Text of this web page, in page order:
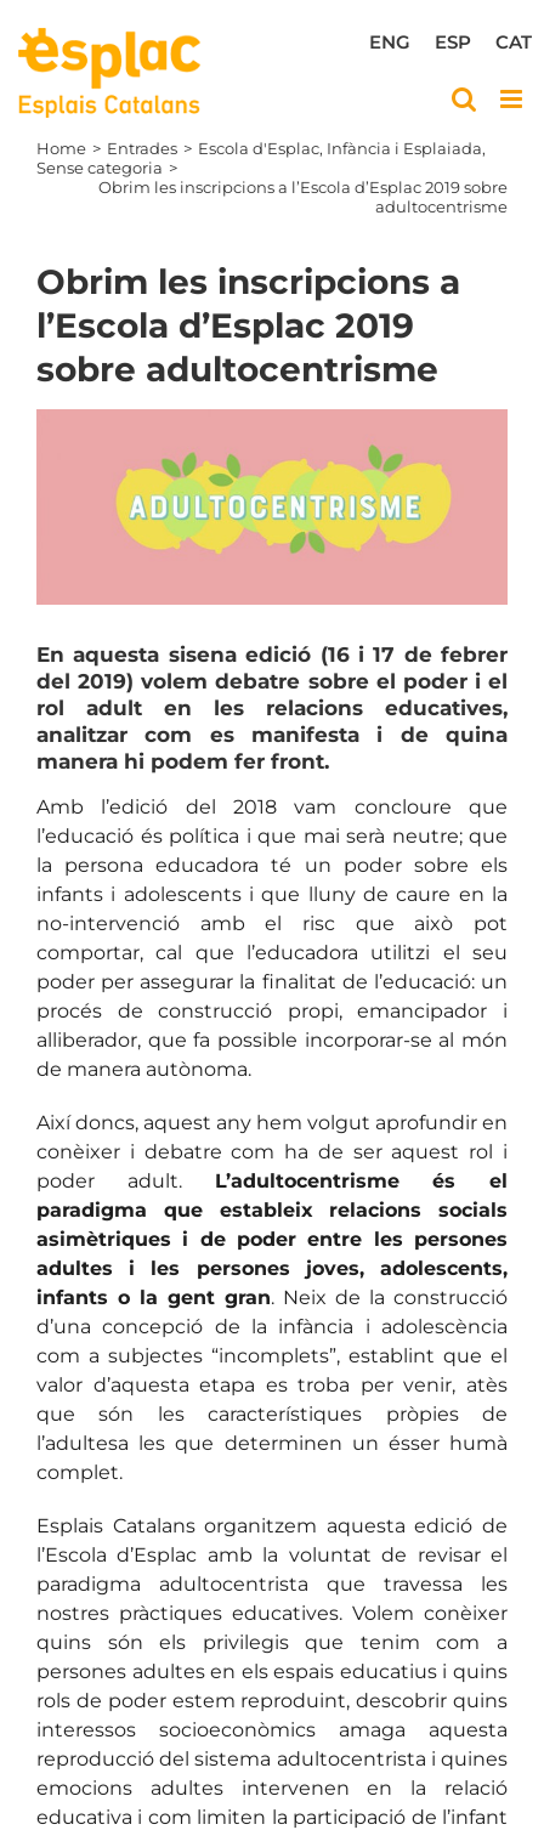
content
CAT
ESP
ENG
Home Entrades Escola d'Esplac Infància i Esplaiada
Sense categoria
Obrim les inscripcions a l’Escola d’Esplac 2019 sobre
adultocentrisme
Obrim les inscripcions a
l’Escola d’Esplac 2019
sobre adultocentrisme
En aquesta sisena edició (16 i 17 de febrer
del 2019) volem debatre sobre el poder i el
rol adult en les relacions educatives,
analitzar com es manifesta i de quina
manera hi podem fer front.
Amb l’edició del 2018 vam concloure que
l’educació és política i que mai serà neutre; que
la persona educadora té un poder sobre els
infants i adolescents i que lluny de caure en la
no-intervenció amb el risc que això pot
comportar, cal que l’educadora utilitzi el seu
poder per assegurar la finalitat de l’educació: un
procés de construcció propi, emancipador i
alliberador, que fa possible incorporar-se al món
de manera autònoma.
Així doncs, aquest any hem volgut aprofundir en
conèixer i debatre com ha de ser aquest rol i
poder adult. L’adultocentrisme és el
paradigma que estableix relacions socials
asimètriques i de poder entre les persones
adultes i les persones joves, adolescents,
infants o la gent gran. Neix de la construcció
d’una concepció de la infància i adolescència
com a subjectes “incomplets”, establint que el
valor d’aquesta etapa es troba per venir, atès
que són les característiques pròpies de
l’adultesa les que determinen un ésser humà
complet.
Esplais Catalans organitzem aquesta edició de
l’Escola d’Esplac amb la voluntat de revisar el
paradigma adultocentrista que travessa les
nostres pràctiques educatives. Volem conèixer
quins són els privilegis que tenim com a
persones adultes en els espais educatius i quins
rols de poder estem reproduint, descobrir quins
interessos socioeconòmics amaga aquesta
reproducció del sistema adultocentrista i quines
emocions adultes intervenen en la relació
educativa i com limiten la participació de l’infant